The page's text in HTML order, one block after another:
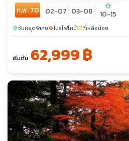
ก.พ. 70 02-07 03-08 sunny
10-15
sunnyวันหยุดพิเศษlocal_fire_departmentโปรไฟไหม้confirmation_numberที่เหลือน้อย
เริ่มต้น 62,999 ฿